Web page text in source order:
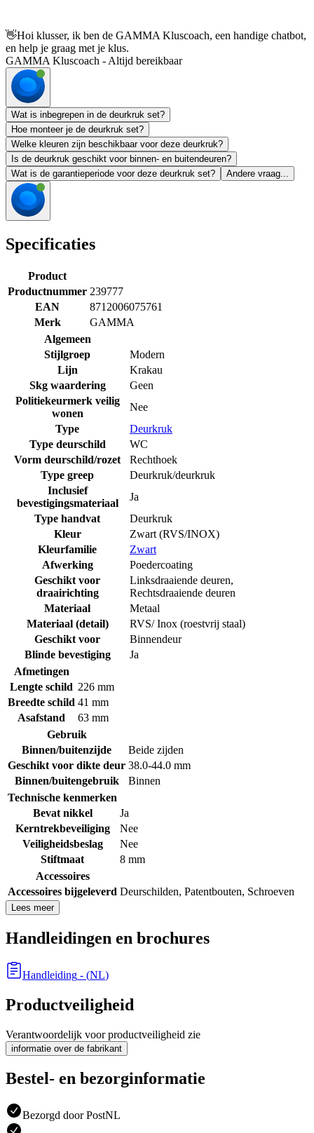
👋Hoi klusser, ik ben de GAMMA Kluscoach, een handige chatbot,
en help je graag met je klus.
GAMMA Kluscoach - Altijd bereikbaar
Wat is inbegrepen in de deurkruk set?
Hoe monteer je de deurkruk set?
Welke kleuren zijn beschikbaar voor deze deurkruk?
Is de deurkruk geschikt voor binnen- en buitendeuren?
Wat is de garantieperiode voor deze deurkruk set?
Andere vraag...
Specificaties
Product
Productnummer 239777
EAN
8712006075761
Merk
GAMMA
Algemeen
Stijlgroep
Modern
Lijn
Krakau
Skg waardering
Geen
Politiekeurmerk veilig
wonen
Nee
Type
Deurkruk
Type deurschild
WC
Vorm deurschild/rozet
Rechthoek
Type greep
Deurkruk/deurkruk
Inclusief
bevestigingsmateriaal
Ja
Type handvat
Deurkruk
Kleur
Zwart (RVS/INOX)
Kleurfamilie
Zwart
Afwerking
Poedercoating
Geschikt voor
draairichting
Linksdraaiende deuren,
Rechtsdraaiende deuren
Materiaal
Metaal
Materiaal (detail)
RVS/ Inox (roestvrij staal)
Geschikt voor
Binnendeur
Blinde bevestiging
Ja
Afmetingen
Lengte schild 226 mm
Breedte schild 41 mm
Asafstand
63 mm
Gebruik
Binnen/buitenzijde
Beide zijden
Geschikt voor dikte deur 38.0-44.0 mm
Binnen/buitengebruik
Binnen
Technische kenmerken
Bevat nikkel
Ja
Kerntrekbeveiliging
Nee
Veiligheidsbeslag
Nee
Stiftmaat
8 mm
Accessoires
Accessoires bijgeleverd Deurschilden, Patentbouten, Schroeven
Lees meer
Handleidingen en brochures
Handleiding - (NL)
Productveiligheid
Verantwoordelijk voor productveiligheid zie
informatie over de fabrikant
Bestel- en bezorginformatie
Bezorgd door PostNL